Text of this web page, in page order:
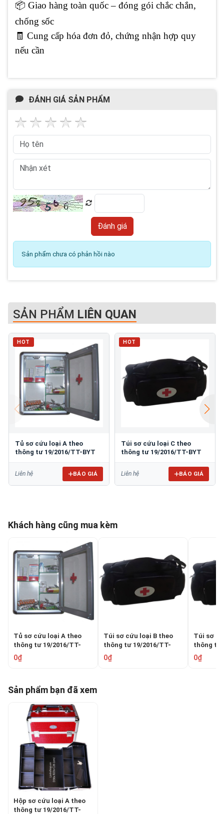
📦 Giao hàng toàn quốc – đóng gói chắc chắn,
chống sốc
🧾 Cung cấp hóa đơn đỏ, chứng nhận hợp quy
nếu cần
ĐÁNH GIÁ SẢN PHẨM
Sản phẩm chưa có phản hồi nào
SẢN PHẨM LIÊN QUAN
HOT
Tủ sơ cứu loại A theo
thông tư 19/2016/TT-BYT
Liên hệ BÁO GIÁ
HOT
Túi sơ cứu loại C theo
thông tư 19/2016/TT-BYT
Liên hệ BÁO GIÁ
Khách hàng cũng mua kèm
Tủ sơ cứu loại A theo
thông tư 19/2016/TT-
BYT
0₫
Túi sơ cứu loại B theo
thông tư 19/2016/TT-
BYT
0₫
Túi sơ
thông tư
BYT
0₫
Sản phẩm bạn đã xem
Hộp sơ cứu loại A theo
thông tư 19/2016/TT-